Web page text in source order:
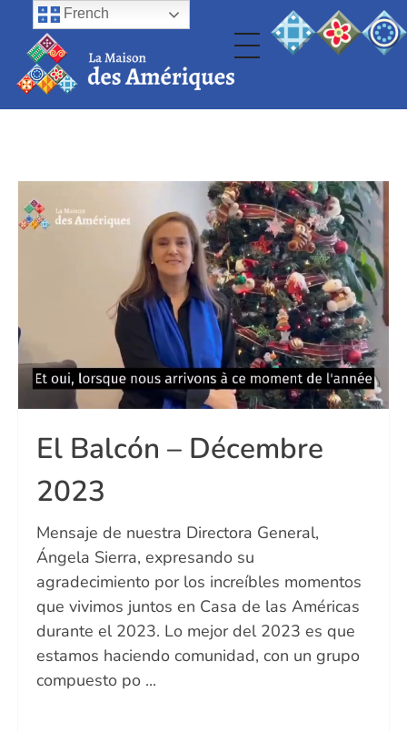
El Balcón – Décembre
2023
Mensaje de nuestra Directora General,
Ángela Sierra, expresando su
agradecimiento por los increíbles momentos
que vivimos juntos en Casa de las Américas
durante el 2023. Lo mejor del 2023 es que
estamos haciendo comunidad, con un grupo
compuesto po ...
French